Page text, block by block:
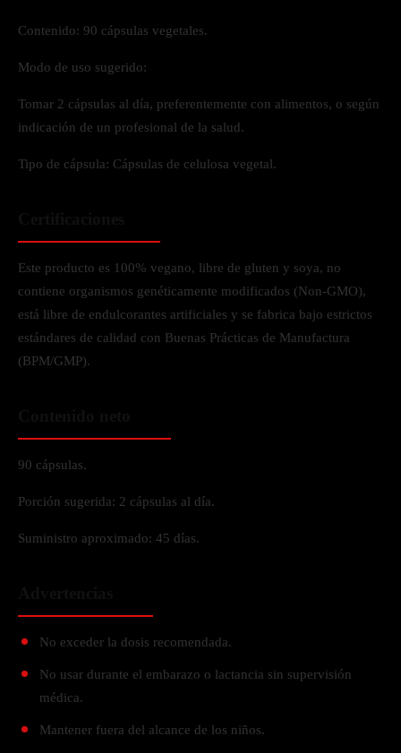
Contenido: 90 cápsulas vegetales.
Modo de uso sugerido:
Tomar 2 cápsulas al día, preferentemente con alimentos, o según
indicación de un profesional de la salud.
Tipo de cápsula: Cápsulas de celulosa vegetal.
Este producto es 100% vegano, libre de gluten y soya, no
contiene organismos genéticamente modificados (Non-GMO),
está libre de endulcorantes artificiales y se fabrica bajo estrictos
estándares de calidad con Buenas Prácticas de Manufactura
(BPM/GMP).
90 cápsulas.
Porción sugerida: 2 cápsulas al día.
Suministro aproximado: 45 días.
No exceder la dosis recomendada.
No usar durante el embarazo o lactancia sin supervisión
médica.
Mantener fuera del alcance de los niños.